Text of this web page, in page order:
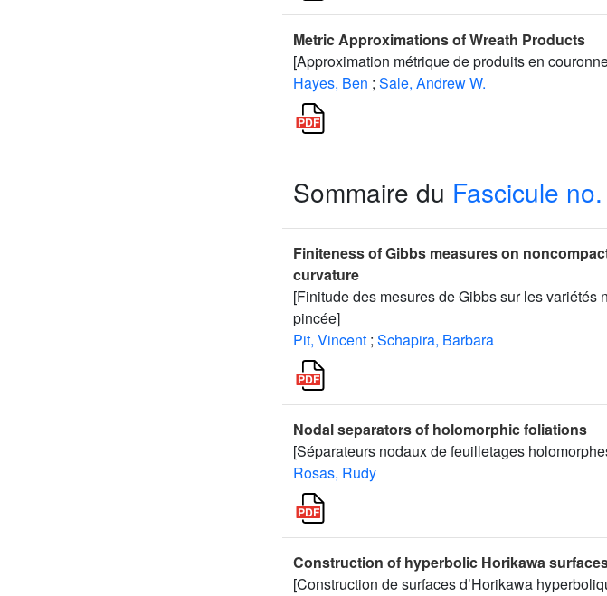
Metric Approximations of Wreath Products
[Approximation métrique de produits en
Hayes, Ben ; Sale, Andrew W.
Sommaire du Fascicule
Finiteness of Gibbs measures on
curvature
[Finitude des mesures de Gibbs sur les variétés
pincée]
Pit, Vincent ; Schapira, Barbara
Nodal separators of holomorphic foliations
[Séparateurs nodaux de feuilletages
Rosas, Rudy
Construction of hyperbolic Horikawa
[Construction de surfaces d’Horikawa